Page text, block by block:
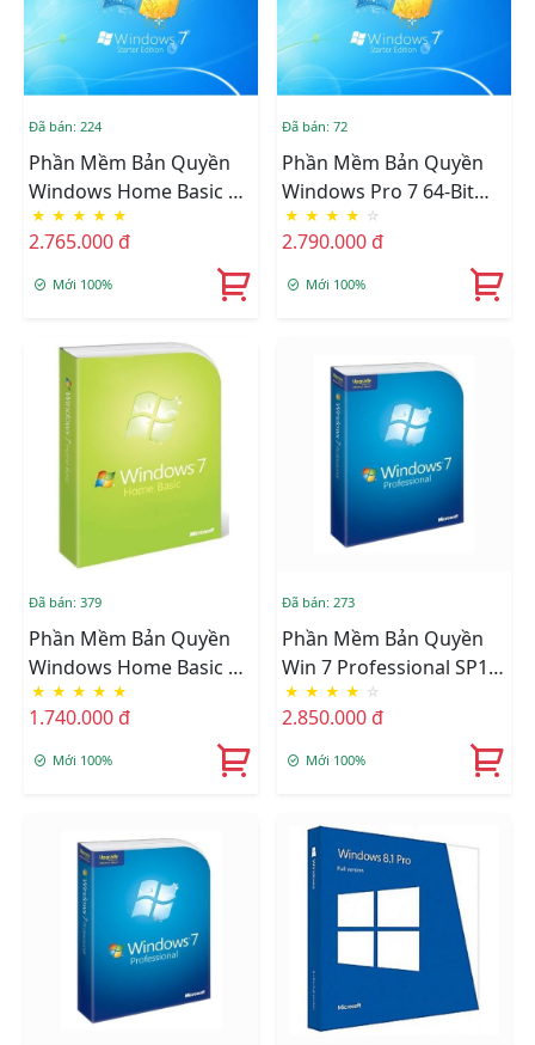
Đã bán: 224
Phần Mềm Bản Quyền
Windows Home Basic 7
64-Bit Eng F2C-02203
★ ★ ★ ★ ★
2.765.000 đ
Mới 100%
Đã bán: 72
Phần Mềm Bản Quyền
Windows Pro 7 64-Bit
English FQC-04725
★ ★ ★ ★ ☆
2.790.000 đ
Mới 100%
Đã bán: 379
Phần Mềm Bản Quyền
Windows Home Basic 7
32-Bit Eng F2C-00932
★ ★ ★ ★ ★
1.740.000 đ
Mới 100%
Đã bán: 273
Phần Mềm Bản Quyền
Win 7 Professional SP1x
64bit English 1pk DSP
OEI Not To China DVD
LCP (FQC - 08289)
★ ★ ★ ★ ☆
2.850.000 đ
Mới 100%